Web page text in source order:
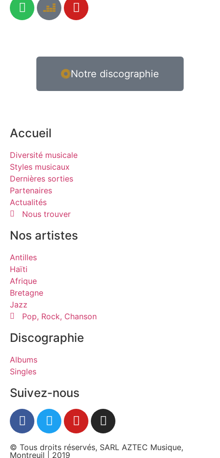
Notre discographie
Accueil
Diversité musicale
Styles musicaux
Dernières sorties
Partenaires
Actualités
Nous trouver
Nos artistes
Antilles
Haïti
Afrique
Bretagne
Jazz
Pop, Rock, Chanson
Discographie
Albums
Singles
Suivez-nous
© Tous droits réservés, SARL AZTEC Musique,
Montreuil | 2019